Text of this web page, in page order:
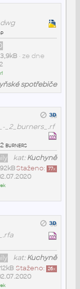
spotřebiče
• ze dne
_2_burners_.rf
burners
kat:Kuchyně
Staženo: 77x
kat:Kuchyně
Staženo: 26x